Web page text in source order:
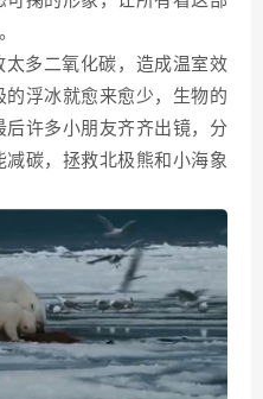
多二氧化碳，造成温室效
浮冰就愈来愈少，生物的
许多小朋友齐齐出镜，分
碳，拯救北极熊和小海象